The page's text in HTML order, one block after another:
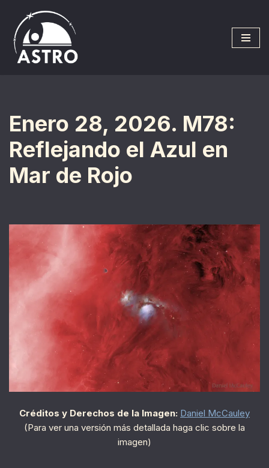
Saltar
al
contenido
Enero 28, 2026. M78:
Reflejando el Azul en
Mar de Rojo
Créditos y Derechos de la Imagen: Daniel McCauley
(Para ver una versión más detallada haga clic sobre la
imagen)